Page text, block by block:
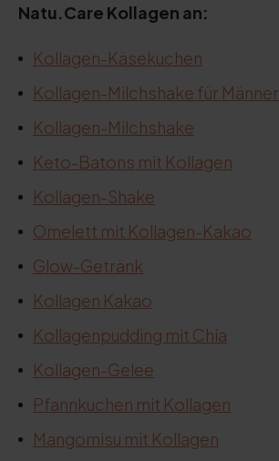
Natu.Care Kollagen an:
Kollagen-Käsekuchen
Kollagen-Milchshake für Männer
Kollagen-Milchshake
Keto-Batons mit Kollagen
Kollagen-Shake
Omelett mit Kollagen-Kakao
Glow-Getränk
Kollagen Kakao
Kollagenpudding mit Chia
Kollagen-Gelee
Pfannkuchen mit Kollagen
Mangomisu mit Kollagen